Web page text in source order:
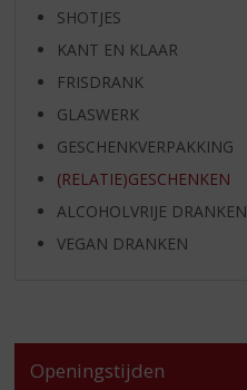
SHOTJES
KANT EN KLAAR
FRISDRANK
GLASWERK
GESCHENKVERPAKKING
(RELATIE)GESCHENKEN
ALCOHOLVRIJE DRANKEN
VEGAN DRANKEN
Openingstijden